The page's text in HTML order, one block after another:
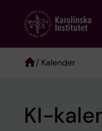
content
/ Kalender
KI-